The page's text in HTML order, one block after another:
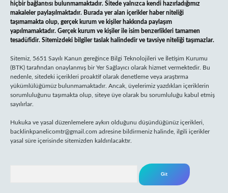
hiçbir bağlantısı bulunmamaktadır. Sitede yalnızca kendi hazırladığımız
makaleler paylaşılmaktadır. Burada yer alan içerikler haber niteliği
taşımamakta olup, gerçek kurum ve kişiler hakkında paylaşım
yapılmamaktadır. Gerçek kurum ve kişiler ile isim benzerlikleri tamamen
tesadüfidir. Sitemizdeki bilgiler taslak halindedir ve tavsiye niteliği taşımazlar.
Sitemiz, 5651 Sayılı Kanun gereğince Bilgi Teknolojileri ve İletişim Kurumu
(BTK) tarafından onaylanmış bir Yer Sağlayıcı olarak hizmet vermektedir. Bu
nedenle, sitedeki içerikleri proaktif olarak denetleme veya araştırma
yükümlülüğümüz bulunmamaktadır. Ancak, üyelerimiz yazdıkları içeriklerin
sorumluluğunu taşımakta olup, siteye üye olarak bu sorumluluğu kabul etmiş
sayılırlar.
Hukuka ve yasal düzenlemelere aykırı olduğunu düşündüğünüz içerikleri,
backlinkpanelicomtr@gmail.com adresine bildirmeniz halinde, ilgili içerikler
yasal süre içerisinde sitemizden kaldırılacaktır.